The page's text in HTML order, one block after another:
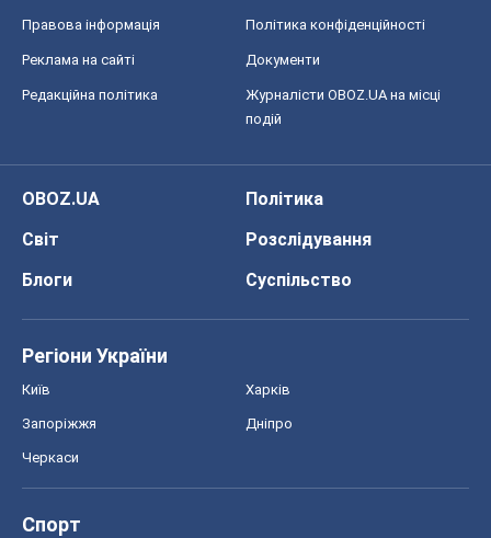
Правова інформація Політика конфіденційності
Реклама на сайті Документи
Редакційна політика
Журналісти OBOZ.UA на місці
подій
OBOZ.UA
Політика
Світ
Розслідування
Блоги
Суспільство
Регіони України
Київ Харків
Запоріжжя Дніпро
Черкаси
Спорт